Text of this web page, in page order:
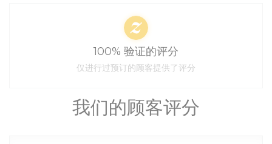
我们的顾客评分
100% 验证的评分
仅进行过预订的顾客提供了评分